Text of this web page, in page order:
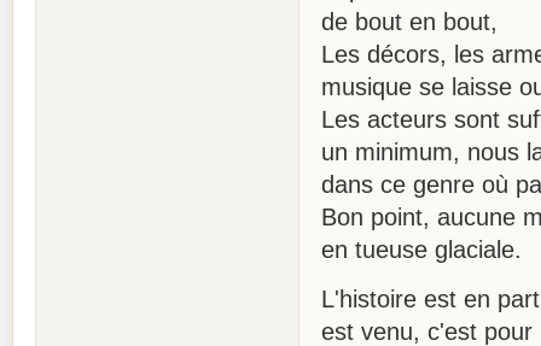
de bout en bout,
Les décors, les
musique se laisse
Les acteurs sont
un minimum, nous
dans ce genre où
Bon point, aucune
en tueuse glaciale.
L'histoire est en
est venu, c'est